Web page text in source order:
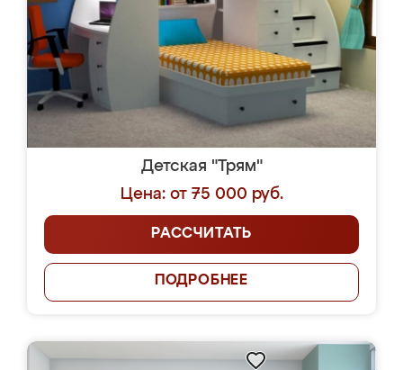
Детская "Трям"
Цена: от 75 000 руб.
РАССЧИТАТЬ
ПОДРОБНЕЕ